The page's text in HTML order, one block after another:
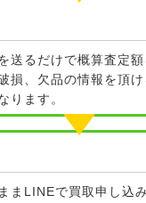
送るだけで概算査定
損、欠品の情報を頂
ります。
まLINEで買取申し込